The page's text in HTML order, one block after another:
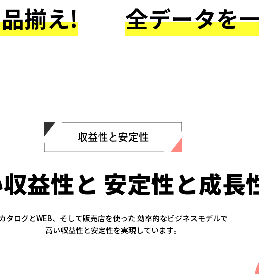
揃え! 全データを
益性と 安定性と成長
タログとWEB、そして販売店を使った効率的なビジネスモデルで
高い収益性と安定性を実現しています。